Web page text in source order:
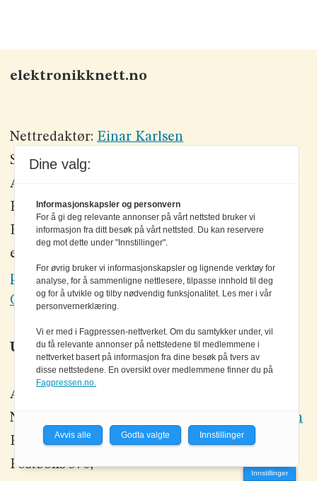
elektronikknett.no
Nettredaktør: Einar Karlsen
Salgssjef:Morten Olsson
Alt innhold er
Elektronikkforlaget AS.
Elektronikk og elektronikknett.no arbeider
etter
presseskikk og redaktørplakaten
Om Informasjonskapsler (Cookies)
Utgiver
Ansvarlig redaktør:
Nett- og grafisk produksjon:
Bjørn Ø. Andersen
Elektronikkforlaget AS,
Postboks 570,
Innstillinger
Dine valg:
Informasjonskapsler og personvern
For å gi deg relevante annonser på vårt nettsted bruker vi
informasjon fra ditt besøk på vårt nettsted. Du kan reservere
deg mot dette under "Innstillinger".
For øvrig bruker vi informasjonskapsler og lignende verktøy for
analyse, for å sammenligne nettlesere, tilpasse innhold til deg
og for å utvikle og tilby nødvendig funksjonalitet. Les mer i vår
personvernerklæring.
Vi er med i Fagpressen-nettverket. Om du samtykker under, vil
du få relevante annonser på nettstedene til medlemmene i
nettverket basert på informasjon fra dine besøk på tvers av
disse nettstedene. En oversikt over medlemmene finner du på
Fagpressen.no.
Avvis alle Godta valgte Innstillinger